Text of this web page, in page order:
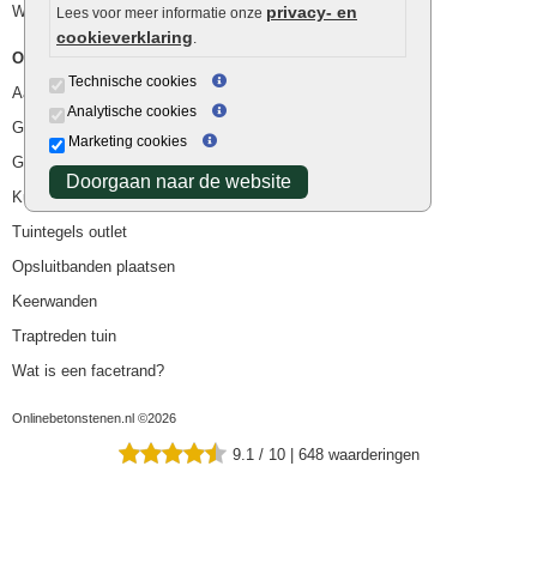
Lees voor meer informatie onze privacy- en
cookieverklaring.
Technische cookies
Analytische cookies
Marketing cookies
Doorgaan naar de website
Waterafvoer
Overig
Aanbiedingen
Goedkope bestrating
Goedkope tuintegels
Kunstgras
Tuintegels outlet
Opsluitbanden plaatsen
Keerwanden
Traptreden tuin
Wat is een facetrand?
Onlinebetonstenen.nl ©2026
9.1 / 10 | 648 waarderingen